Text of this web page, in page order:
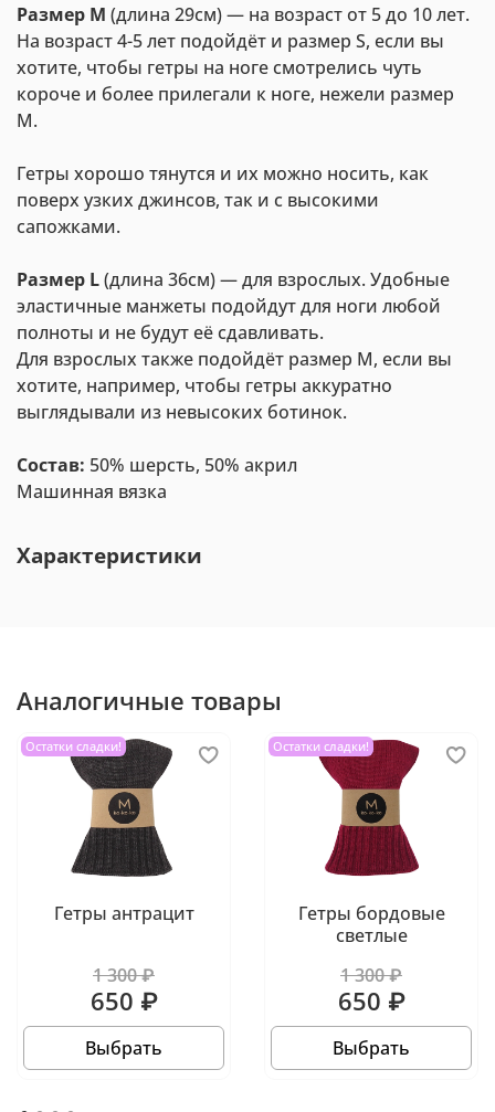
Размер М (длина 29см) — на возраст от 5 до 10 лет.
На возраст 4-5 лет подойдёт и размер S, если вы
хотите, чтобы гетры на ноге смотрелись чуть
короче и более прилегали к ноге, нежели размер
M.
Гетры хорошо тянутся и их можно носить, как
поверх узких джинсов, так и с высокими
сапожками.
Размер L(длина 36см) — для взрослых. Удобные
эластичные манжеты подойдут для ноги любой
полноты и не будут её сдавливать.
Для взрослых также подойдёт размер М, если вы
хотите, например, чтобы гетры аккуратно
выглядывали из невысоких ботинок.
Состав: 50% шерсть, 50% акрил
Машинная вязка
Характеристики
Аналогичные товары
Остатки сладки!
Гетры антрацит
1 300 ₽
650 ₽
Выбрать
Остатки сладки!
Гетры бордовые
светлые
1 300 ₽
650 ₽
Выбрать